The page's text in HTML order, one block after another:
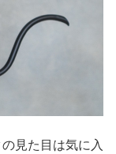
見た目は気に入